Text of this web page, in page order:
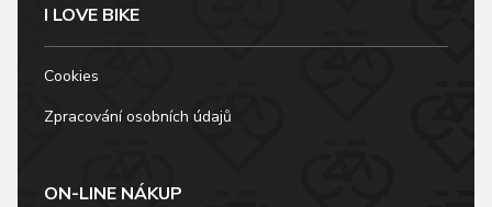
I LOVE BIKE
Cookies
Zpracování osobních údajů
ON-LINE NÁKUP